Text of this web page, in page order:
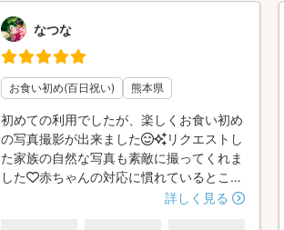
なつな
お食い初め(百日祝い) 熊本県
初めての利用でしたが、楽しくお食い初め
の写真撮影が出来ました😊✨リクエストし
た家族の自然な写真も素敵に撮ってくれま
した🧡赤ちゃんの対応に慣れているところ
も良かったです🥰またお願いしたいです❣️
詳しく見る